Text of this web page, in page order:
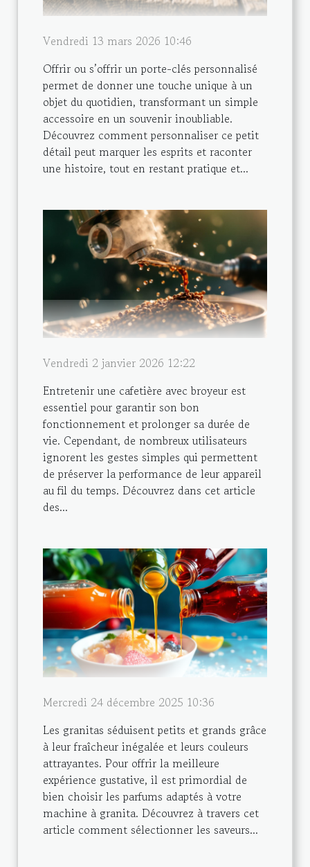
Vendredi 13 mars 2026 10:46
Offrir ou s’offrir un porte-clés personnalisé
permet de donner une touche unique à un
objet du quotidien, transformant un simple
accessoire en un souvenir inoubliable.
Découvrez comment personnaliser ce petit
détail peut marquer les esprits et raconter
une histoire, tout en restant pratique et...
Vendredi 2 janvier 2026 12:22
Entretenir une cafetière avec broyeur est
essentiel pour garantir son bon
fonctionnement et prolonger sa durée de
vie. Cependant, de nombreux utilisateurs
ignorent les gestes simples qui permettent
de préserver la performance de leur appareil
au fil du temps. Découvrez dans cet article
des...
Mercredi 24 décembre 2025 10:36
Les granitas séduisent petits et grands grâce
à leur fraîcheur inégalée et leurs couleurs
attrayantes. Pour offrir la meilleure
expérience gustative, il est primordial de
bien choisir les parfums adaptés à votre
machine à granita. Découvrez à travers cet
article comment sélectionner les saveurs...